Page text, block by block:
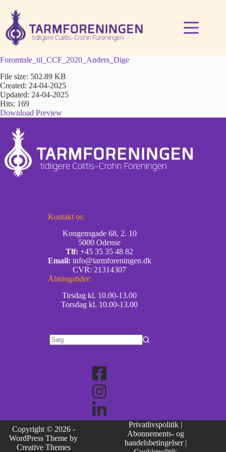
indhold
Foromtale_til_CCF_2020_Anders_Dige
File size: 502.89 KB
Created: 24-04-2025
Updated: 24-04-2025
Hits: 169
Download Preview
Kontakt os:
Kongensgade 68, 2. 10
5000 Odense
Tlf: +45 35 35 48 82
Email: info@tarmforeningen.dk
CVR: 21314307
Åbningstider:
Tirsdag kl. 10.00-13.00
Torsdag kl. 10.00-13.00
Copyright © 2026 -
WordPress Theme by
Creative Themes
Privatlivspolitik |
Abonnements- og
handelsbetingelser |